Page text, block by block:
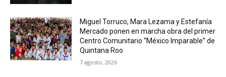
Miguel Torruco, Mara Lezama y Estefanía
Mercado ponen en marcha obra del primer
Centro Comunitario “México Imparable” de
Quintana Roo
7 agosto, 2026